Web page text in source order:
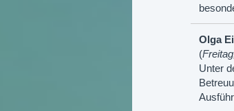
Olga
(
Unter